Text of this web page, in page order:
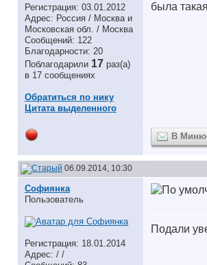
Регистрация: 03.01.2012
Адрес: Россия / Москва и
Московская обл. / Москва
Сообщений: 122
Благодарности: 20
Поблагодарили 17 раз(а)
в 17 сообщениях
Обратиться по нику
Цитата выделенного
была
В
06.09.2014, 10:30
Софиянка
Пользователь
Регистрация: 18.01.2014
Адрес: / /
Подали